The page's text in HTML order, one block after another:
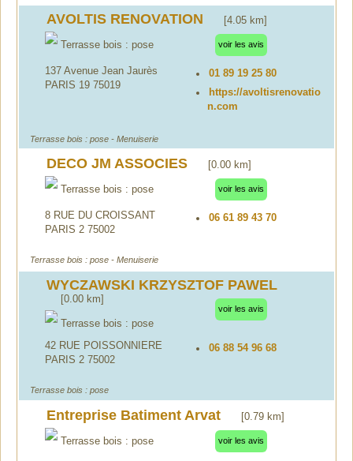
AVOLTIS RENOVATION [4.05 km]
voir les avis
Terrasse bois : pose
137 Avenue Jean Jaurès
PARIS 19 75019
01 89 19 25 80
https://avoltisrenovatio
n.com
Terrasse bois : pose - Menuiserie
DECO JM ASSOCIES [0.00 km]
voir les avis
Terrasse bois : pose
8 RUE DU CROISSANT
PARIS 2 75002
06 61 89 43 70
Terrasse bois : pose - Menuiserie
WYCZAWSKI KRZYSZTOF PAWEL
[0.00 km]
voir les avis
Terrasse bois : pose
42 RUE POISSONNIERE
PARIS 2 75002
06 88 54 96 68
Terrasse bois : pose
Entreprise Batiment Arvat [0.79 km]
voir les avis
Terrasse bois : pose